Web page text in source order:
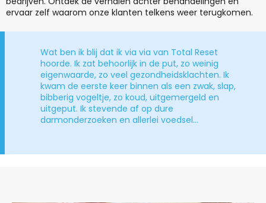
ervaar zelf waarom onze klanten telkens weer terugkomen.
Wat ben ik blij dat ik via via van Total Reset
hoorde. Ik zat behoorlijk in de put, zo weinig
eigenwaarde, zo veel gezondheidsklachten. Ik
kwam de eerste keer binnen als een zwak, slap,
bibberig vogeltje, zo koud, uitgemergeld en
uitgeput. Ik stevende af op dure
darmonderzoeken en allerlei voedsel…